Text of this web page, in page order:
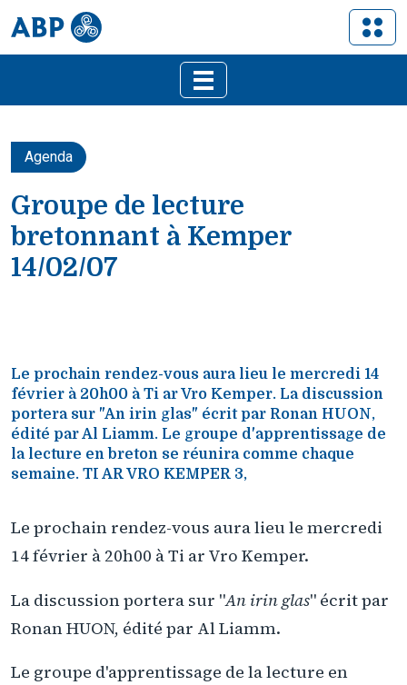
Agenda
Groupe de lecture
bretonnant à Kemper
14/02/07
Le prochain rendez-vous aura lieu le mercredi 14
février à 20h00 à Ti ar Vro Kemper. La discussion
portera sur "An irin glas" écrit par Ronan HUON,
édité par Al Liamm. Le groupe d'apprentissage de
la lecture en breton se réunira comme chaque
semaine. TI AR VRO KEMPER 3,
Le prochain rendez-vous aura lieu le mercredi
14 février à 20h00 à Ti ar Vro Kemper.
La discussion portera sur "An irin glas" écrit par
Ronan HUON, édité par Al Liamm.
Le groupe d'apprentissage de la lecture en